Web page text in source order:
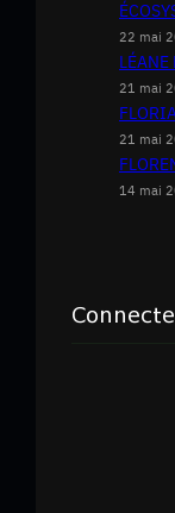
22 mai
LÉANE
21 mai
21 mai
14 mai